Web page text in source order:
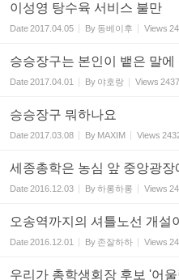
이성영 탕수육 서비스 불만
Date2017.04.05 By 동베이후 Views
승승장구는 본인이 뱉은 말에
Date2017.04.01 By 야호랑 Views
승승장구 뭐하나요
Date2017.03.08 By MAXIM Views
세종총학은 농심 앞 중앙광
Date2016.12.03 By하롱하롱 Views
오송역까지의 셔틀노선 개설
Date2016.12.01 By 존잘하하 Views
우리가 총학생회장 후보 '어